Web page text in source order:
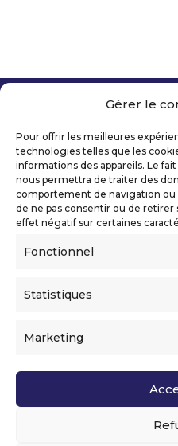
Gérer le
Pour offrir les meilleures
technologies telles que les
informations des appareils. Le
nous permettra de traiter des
comportement de navigation ou
de ne pas consentir ou de
effet négatif sur certaines
Fonctionnel
Statistiques
Marketing
Mentions légales
Politique de
Déclaration
Ils nous soutiennent
Voir l’ensemble de nos